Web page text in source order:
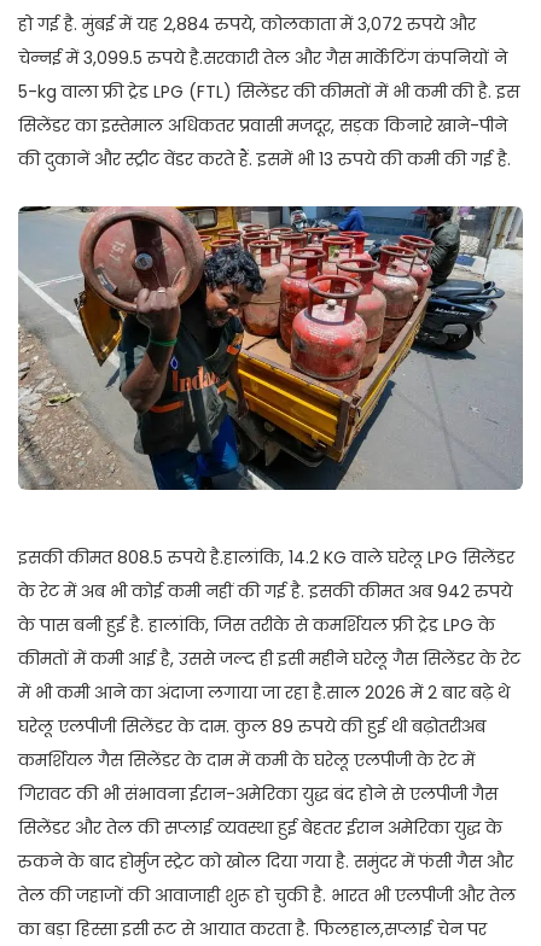
हो गई है. मुंबई में यह 2,884 रुपये, कोलकाता में 3,072 रुपये और
चेन्नई में 3,099.5 रुपये है.सरकारी तेल और गैस मार्केटिंग कंपनियों ने
5-kg वाला फ्री ट्रेड LPG (FTL) सिलेंडर की कीमतों में भी कमी की है. इस
सिलेंडर का इस्तेमाल अधिकतर प्रवासी मजदूर, सड़क किनारे खाने-पीने
की दुकानें और स्ट्रीट वेंडर करते हैं. इसमें भी 13 रुपये की कमी की गई है.
इसकी कीमत 808.5 रुपये है.हालांकि, 14.2 KG वाले घरेलू LPG सिलेंडर
के रेट में अब भी कोई कमी नहीं की गई है. इसकी कीमत अब 942 रुपये
के पास बनी हुई है. हालांकि, जिस तरीके से कमर्शियल फ्री ट्रेड LPG के
कीमतों में कमी आई है, उससे जल्द ही इसी महीने घरेलू गैस सिलेंडर के रेट
में भी कमी आने का अंदाजा लगाया जा रहा है.साल 2026 में 2 बार बढ़े थे
घरेलू एलपीजी सिलेंडर के दाम. कुल 89 रुपये की हुई थी बढ़ोतरीअब
कमर्शियल गैस सिलेंडर के दाम में कमी के घरेलू एलपीजी के रेट में
गिरावट की भी संभावना ईरान-अमेरिका युद्ध बंद होने से एलपीजी गैस
सिलेंडर और तेल की सप्लाई व्यवस्था हुई बेहतर ईरान अमेरिका युद्ध के
रुकने के बाद होर्मुज स्ट्रेट को खोल दिया गया है. समुंदर में फंसी गैस और
तेल की जहाजों की आवाजाही शुरू हो चुकी है. भारत भी एलपीजी और तेल
का बड़ा हिस्सा इसी रूट से आयात करता है. फिलहाल,सप्लाई चेन पर